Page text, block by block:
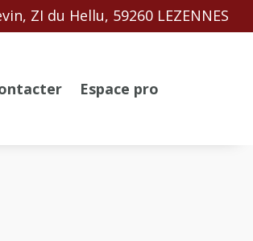
ZI du Hellu, 59260 LEZENNES
Espace pro